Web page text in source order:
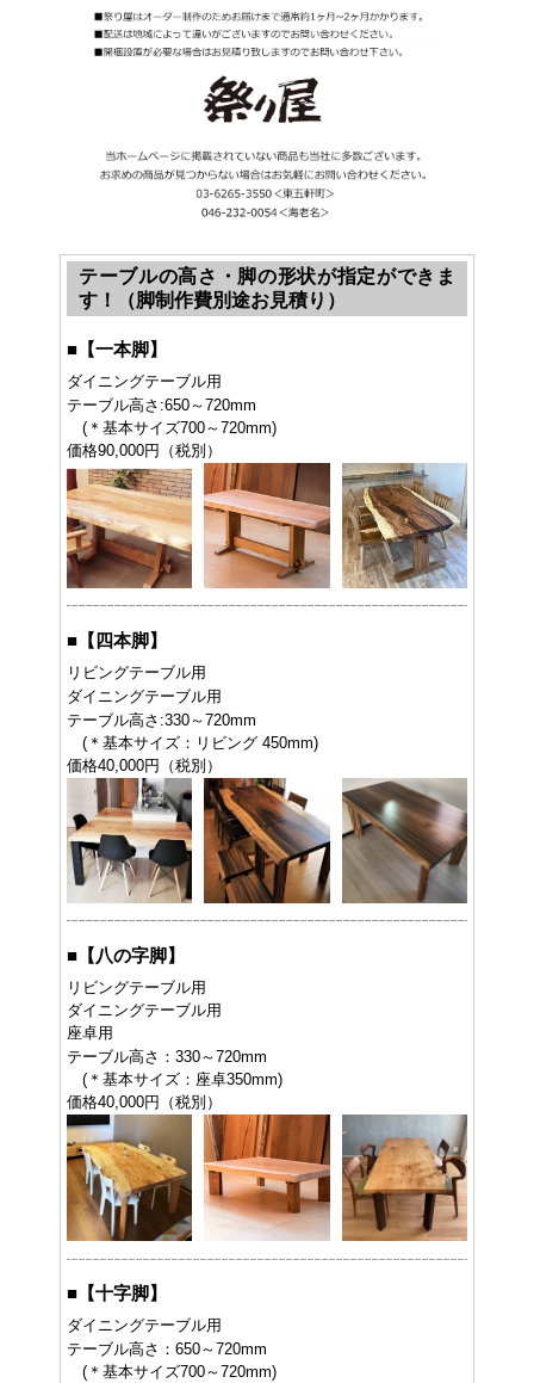
テーブルの高さ・脚の形状が指定ができま
す！（脚制作費別途お見積り）
■ 【一本脚】
ダイニングテーブル用
テーブル高さ:650～720mm
(＊基本サイズ700～720mm)
価格90,000円（税別）
■ 【四本脚】
リビングテーブル用
ダイニングテーブル用
テーブル高さ:330～720mm
(＊基本サイズ：リビング 450mm)
価格40,000円（税別）
■ 【八の字脚】
リビングテーブル用
ダイニングテーブル用
座卓用
テーブル高さ：330～720mm
(＊基本サイズ：座卓350mm)
価格40,000円（税別）
■ 【十字脚】
ダイニングテーブル用
テーブル高さ：650～720mm
(＊基本サイズ700～720mm)